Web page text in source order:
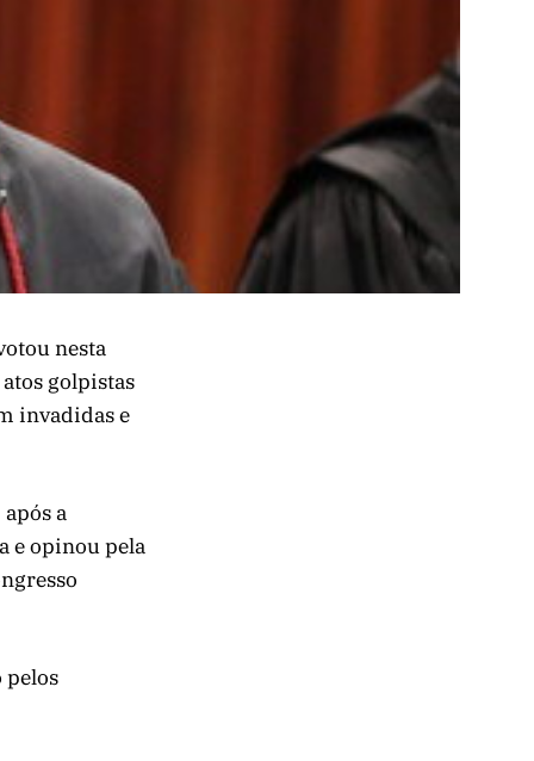
nesta
golpistas
invadidas e
a
e opinou pela
pelos